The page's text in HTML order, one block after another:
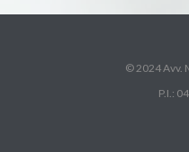
© 2024 Avv.
P.I.: